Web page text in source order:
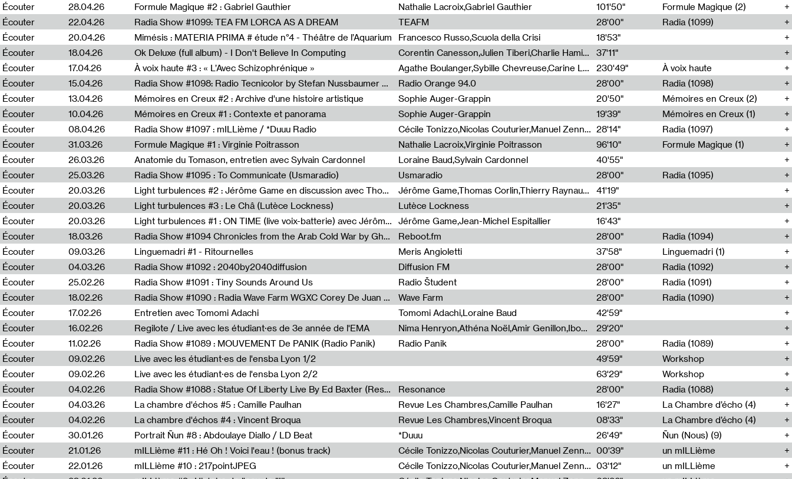
Écouter
28.04.26 Formule Magique #2 : Gabriel Gauthier Nathalie Lacroix,Gabriel Gauthier 101'50"
Formule Magique (2)
Écouter
22.04.26 Radia Show #1099: TEA FM LORCA AS A DREAM TEAFM 28'00"
Radia (1099)
Écouter
20.04.26 Mimésis : MATERIA PRIMA # étude n°4 - Théâtre de l’Aquarium Francesco Russo,Scuola della Crisi
18'53"
Écouter
18.04.26 Ok Deluxe (full album) - I Don't Believe In Computing Corentin Canesson,Julien Tiberi,Charlie Hamish Jeffery
37'11"
Écouter
17.04.26 À voix haute #3 : « L’Avec Schizophrénique » Agathe Boulanger,Sybille Chevreuse,Carine Lendrin,Léna Monnier,Graziela Susin,Camille Zuber 230'49"
À voix haute
Écouter
15.04.26 Radia Show #1098: Radio Tecnicolor by Stefan Nussbaumer & Georg Zichy (Radio Orange 94.0) Radio Orange 94.0 28'00"
Radia (1098)
Écouter
13.04.26 Mémoires en Creux #2 : Archive d'une histoire artistique Sophie Auger-Grappin 20'50"
Mémoires en Creux (2)
Écouter
10.04.26 Mémoires en Creux #1 : Contexte et panorama Sophie Auger-Grappin 19'39"
Mémoires en Creux (1)
Écouter
08.04.26 Radia Show #1097 : mILLième / *Duuu Radio Cécile Tonizzo,Nicolas Couturier,Manuel Zenner,Aquila Lescene,Curtis Coco,Cyril Magnier 28'14"
Radia (1097)
Écouter
31.03.26 Formule Magique #1 : Virginie Poitrasson Nathalie Lacroix,Virginie Poitrasson 96'10"
Formule Magique (1)
Écouter
26.03.26 Anatomie du Tomason, entretien avec Sylvain Cardonnel Loraine Baud,Sylvain Cardonnel
40'55"
Écouter
25.03.26 Radia Show #1095 : To Communicate (Usmaradio) Usmaradio 28'00"
Radia (1095)
Écouter
20.03.26 Light turbulences #2 : Jérôme Game en discussion avec Thomas Corlin Jérôme Game,Thomas Corlin,Thierry Raynaud,Hubert Colas
41'19"
Écouter
20.03.26 Light turbulences #3 : Le Châ (Lutèce Lockness) Lutèce Lockness
21'35"
Écouter
20.03.26 Light turbulences #1 : ON TIME (live voix-batterie) avec Jérôme Game & Jean-Michel Espitallier Jérôme Game,Jean-Michel Espitallier
16'43"
Écouter
18.03.26 Radia Show #1094 Chronicles from the Arab Cold War by Ghazi Barakat Reboot.fm 28'00"
Radia (1094)
Écouter
09.03.26 Linguemadri #1 - Ritournelles Meris Angioletti 37'58"
Linguemadri (1)
Écouter
04.03.26 Radia Show #1092 : 2040by2040diffusion Diffusion FM 28'00"
Radia (1092)
Écouter
25.02.26 Radia Show #1091 : Tiny Sounds Around Us Radio Študent 28'00"
Radia (1091)
Écouter
18.02.26 Radia Show #1090 : Radia Wave Farm WGXC Corey De Juan Sherrard Jr Startalk Wave Farm 28'00"
Radia (1090)
Écouter
17.02.26 Entretien avec Tomomi Adachi Tomomi Adachi,Loraine Baud
42'59"
Écouter
16.02.26 Regilote / Live avec les étudiant·es de 3e année de l'EMA Nima Henryon,Athéna Noël,Amir Genillon,Ibourayane Ahmadi,Manelle Cherrih,Honorine Gibello,John Weeber,Manon Joseph
29'20"
Écouter
11.02.26 Radia Show #1089 : MOUVEMENT De PANIK (Radio Panik) Radio Panik 28'00"
Radia (1089)
Écouter
09.02.26 Live avec les étudiant·es de l'ensba Lyon 1/2 49'59"
Workshop
Écouter
09.02.26 Live avec les étudiant·es de l'ensba Lyon 2/2 63'29"
Workshop
Écouter
04.02.26 Radia Show #1088 : Statue Of Liberty Live By Ed Baxter (Resonance) Resonance 28'00"
Radia (1088)
Écouter
04.03.26 La chambre d'échos #5 : Camille Paulhan Revue Les Chambres,Camille Paulhan 16'27"
La Chambre d’écho (4)
Écouter
04.02.26 La chambre d'échos #4 : Vincent Broqua Revue Les Chambres,Vincent Broqua 08'33"
La Chambre d’écho (4)
Écouter
30.01.26 Portrait Ñun #8 : Abdoulaye Diallo / LD Beat *Duuu 26'49"
Ñun (Nous) (9)
Écouter
21.01.26 mILLième #11 : Hé Oh ! Voici l'eau ! (bonus track) Cécile Tonizzo,Nicolas Couturier,Manuel Zenner,Aquila Lescene,Curtis Coco,Cyril Magnier 00'39"
un mILLième
Écouter
22.01.26 mILLième #10 : 217pointJPEG Cécile Tonizzo,Nicolas Couturier,Manuel Zenner,Aquila Lescene,Curtis Coco,Cyril Magnier 03'12"
un mILLième